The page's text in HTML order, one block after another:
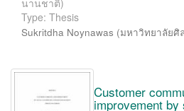
นานชาติ)
Type: Thesis
Sukritdha Noynawas (มหาวิทยาลัยศิ
Customer
improvement